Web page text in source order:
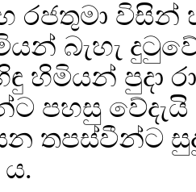
රජතුමා විසින්
බැහැ
හිමියන් පුදා
පහසු
තපස්වීන්ට